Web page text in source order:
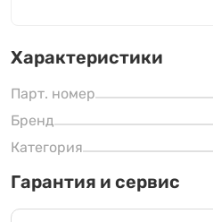
Характеристики
Парт. номер
Бренд
Категория
Гарантия и сервис